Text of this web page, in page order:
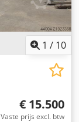
1 / 10
€ 15.500
Vaste prijs excl. btw